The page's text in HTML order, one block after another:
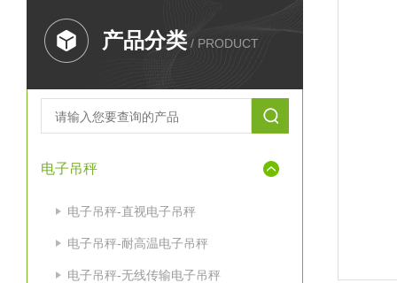
产品分类 / PRODUCT
电子吊秤
电子吊秤-直视电子吊秤
电子吊秤-耐高温电子吊秤
电子吊秤-无线传输电子吊秤